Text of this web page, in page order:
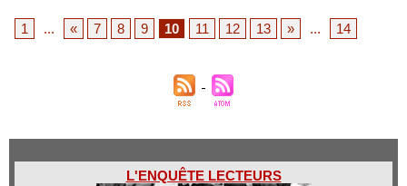
1 ... « 7 8 9 10 11 12 13 » ... 14
L'ENQUÊTE LECTEURS